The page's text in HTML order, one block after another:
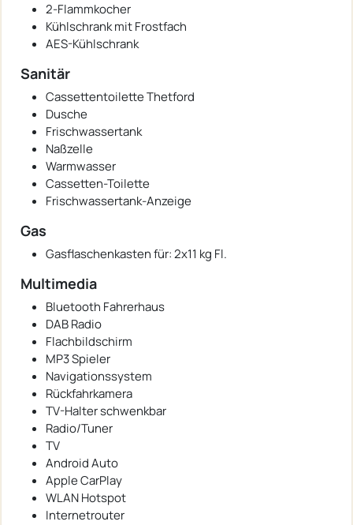
2-Flammkocher
Kühlschrank mit Frostfach
AES-Kühlschrank
Sanitär
Cassettentoilette Thetford
Dusche
Frischwassertank
Naßzelle
Warmwasser
Cassetten-Toilette
Frischwassertank-Anzeige
Gas
Gasflaschenkasten für: 2x11 kg Fl.
Multimedia
Bluetooth Fahrerhaus
DAB Radio
Flachbildschirm
MP3 Spieler
Navigationssystem
Rückfahrkamera
TV-Halter schwenkbar
Radio/Tuner
TV
Android Auto
Apple CarPlay
WLAN Hotspot
Internetrouter